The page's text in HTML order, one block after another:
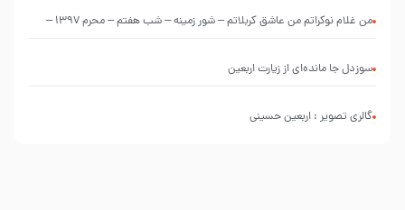
من غلام نوکراتم من عاشق کربلاتم – شور زمینه – شب هفتم – محرم 1397 –
سوزدل جا مانده‌ای از زیارت اربعین
گالری تصویر : اربعین حسینی